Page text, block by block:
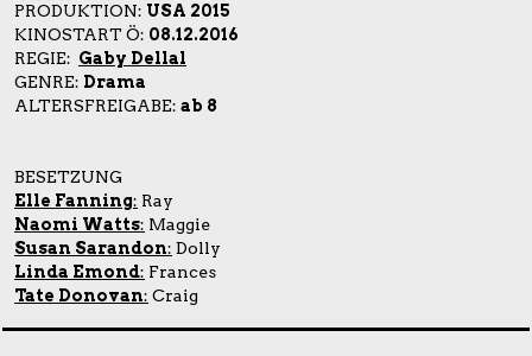
PRODUKTION: USA 2015
KINOSTART Ö: 08.12.2016
REGIE: Gaby Dellal
GENRE: Drama
ALTERSFREIGABE: ab 8
BESETZUNG
Elle Fanning: Ray
Naomi Watts: Maggie
Susan Sarandon: Dolly
Linda Emond: Frances
Tate Donovan: Craig